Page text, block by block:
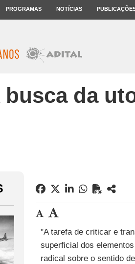
PROGRAMAS NOTÍCIAS
busca da
"A tarefa de criticar e
superficial dos
radical sobre o sentido